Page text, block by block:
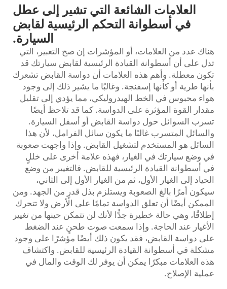
العلامات الشائعة التي تشير إلى عطل
في أسطوانة التحكم الرئيسية لقابض
السيارة.
هناك عدد من العلامات، أو المؤشرات إن صح التعبير، التي
تدل على أن أسطوانة القيادة الرئيسية لقابض سيارتك قد
تكون معطلة. وأهم هذه العلامات أن دواسة القابض تشعرك
بأنها طرية أو كأنها إسفنجة. وغالبًا ما يشير ذلك إلى وجود
هواء محبوس في الخط الهيدروليكي، مما يؤدي إلى تقليل
مقدار القوة المؤثرة على الدواسة. كما قد تلاحظ أيضًا
تسرب السوائل حول دواسة القابض أو أسفل السيارة.
والسائل المتسرب غالبًا ما يكون سائل الفرامل، لأن هذا
السائل هو المستخدم لتشغيل القابض. وإذا واجهت صعوبة
في وضع سيارتك في الغيار، فهذه علامة أخرى على خللٍ
في أسطوانة القيادة الرئيسية للقابض. فالتغيير من وضع
الحياد إلى الغيار الأول، ثم من الغيار الأول إلى الثاني،
سيكون أمرًا بالغ الصعوبة ويستلزم بذل قدرٍ من الجهد. ومن
الممكن أيضًا أن تعلق الدواسة تمامًا على الأرض ولا تتحرك
إطلاقًا، وهي حالة خطيرة جدًّا لأنك لن تتمكن حينها من تغيير
الأغيار عند الحاجة. وإذا سمعت صوت طحنٍ عند الضغط
على دواسة القابض، فقد يكون ذلك أيضًا مؤشرًا على وجود
مشكلة في أسطوانة القيادة الرئيسية للقابض. واكتشاف
هذه العلامات مبكرًا يمكن أن يوفر لك الوقت والمال في
عملية الإصلاح.